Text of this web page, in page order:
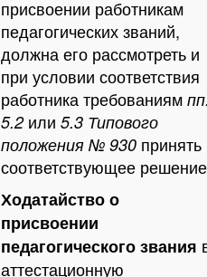
присвоении работникам
педагогических званий,
должна его рассмотреть и
при условии соответствия
работника требованиям
5.2 или 5.3 Типового
положения № 930 принять
соответствующее
Ходатайство о
присвоении
педагогического звания
аттестационную